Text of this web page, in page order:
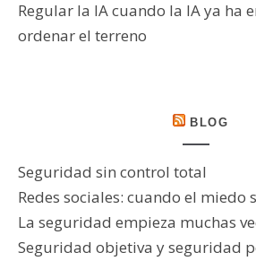
Regular la IA cuando la IA ya ha
ordenar el terreno
BLOG
Seguridad sin control total
Redes sociales: cuando el miedo
La seguridad empieza muchas
Seguridad objetiva y seguridad